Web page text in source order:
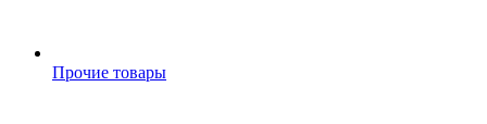
Прочие товары